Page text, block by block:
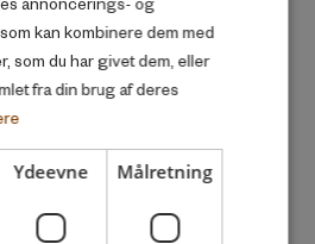
kan kombinere dem med
som du har givet dem, eller
fra din brug af deres
Ydeevne Målretning